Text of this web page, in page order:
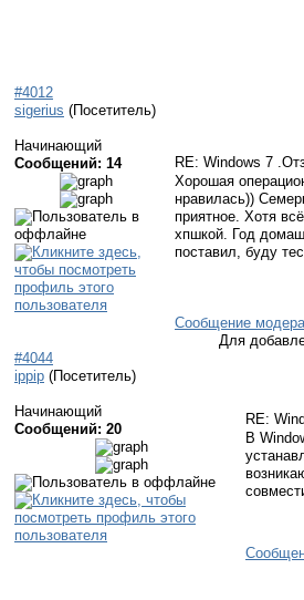
#4012
sigerius (Посетитель)
Начинающий
Сообщений: 14
RE: Windows 7
Хорошая
нравилась))
приятное. Хотя
хпшкой. Год
поставил, буду
Сообщение
Для
#4044
ippip (Посетитель)
Начинающий
Сообщений: 20
RE:
В